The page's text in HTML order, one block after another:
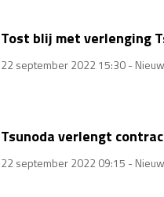
Tost blij met verlenging
22 september 2022 15:30 -
Tsunoda verlengt
22 september 2022 09:15 -